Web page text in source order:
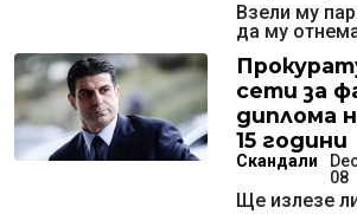
Взели му
да му
сети за
диплома
15 години
Скандали
08
Ще излезе